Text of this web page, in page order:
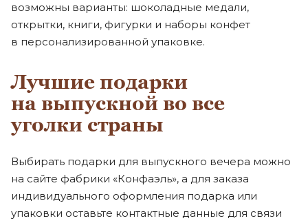
возможны варианты: шоколадные медали,
открытки, книги, фигурки и наборы конфет
в персонализированной упаковке.
Лучшие подарки
на выпускной во все
уголки страны
Выбирать подарки для выпускного вечера можно
на сайте фабрики «Конфаэль», а для заказа
индивидуального оформления подарка или
упаковки оставьте контактные данные для связи